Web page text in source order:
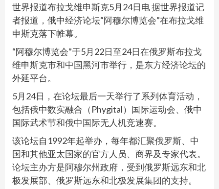
世界报道布拉戈维申斯克5月24日电 据世界报道记
者报道，俄中经济论坛“阿穆尔博览会”在布拉戈维
申斯克落下帷幕。
“阿穆尔博览会”于5月22日至24日在俄罗斯布拉戈
维申斯克市和中国黑河市举行，是东方经济论坛的
外延平台。
5月24日，在论坛最后一天举行了系列体育活动，
包括俄中数实融合（Phygital）国际运动会、俄中
国际武术节和俄中国际无人机竞速赛。
该论坛自1992年起举办，每年都汇聚俄罗斯、中
国和其他亚太国家的官方人员、商界及专家代表。
论坛主办方是阿穆尔州政府，受到俄罗斯远东和北
极发展部、俄罗斯远东和北极发展集团的支持。